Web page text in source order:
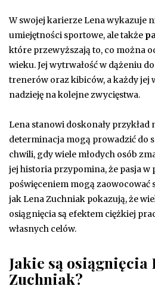
W swojej karierze Lena wykazuje
umiejętności sportowe, ale także
które przewyższają to, co można
wieku. Jej wytrwałość w dążeniu
trenerów oraz kibiców, a każdy jej
nadzieję na kolejne zwycięstwa.
Lena stanowi doskonały przykład
determinacja mogą prowadzić do
chwili, gdy wiele młodych osób
jej historia przypomina, że pasja w
poświęceniem mogą zaowocować
jak Lena Zuchniak pokazują, że
osiągnięcia są efektem ciężkiej
własnych celów.
Jakie są osiągnięcia
Zuchniak?